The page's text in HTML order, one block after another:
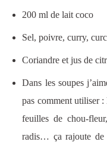
200 ml de lait coco
Sel, poivre, curry,
Coriandre et jus de
Dans les soupes
pas comment utiliser
feuilles de chou-
radis… ça rajoute de